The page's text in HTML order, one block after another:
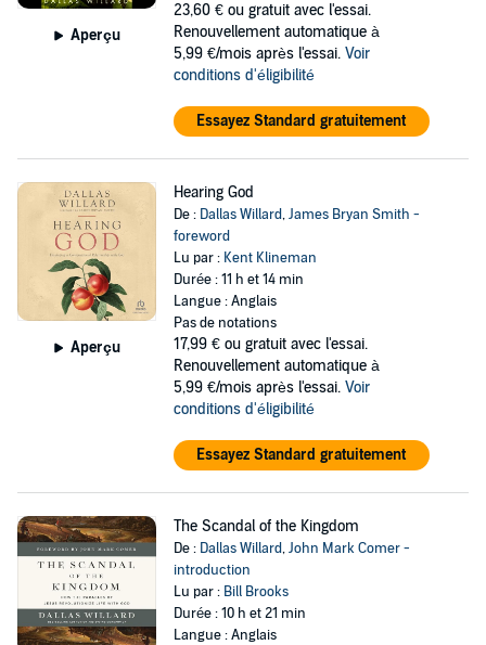
Aperçu
23,60 € ou gratuit avec l'essai.
Renouvellement automatique à
5,99 €/mois après l'essai. Voir
conditions d'éligibilité
Essayez Standard gratuitement
Aperçu
Hearing God
De : Dallas Willard,James Bryan Smith -
foreword
Lu par : Kent Klineman
Durée : 11 h et 14 min
Langue : Anglais
Pas de notations
17,99 € ou gratuit avec l'essai.
Renouvellement automatique à
5,99 €/mois après l'essai. Voir
conditions d'éligibilité
Essayez Standard gratuitement
The Scandal of the Kingdom
De : Dallas Willard,John Mark Comer -
introduction
Lu par : Bill Brooks
Durée : 10 h et 21 min
Langue : Anglais